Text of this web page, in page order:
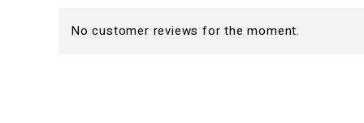
No customer reviews for the moment.